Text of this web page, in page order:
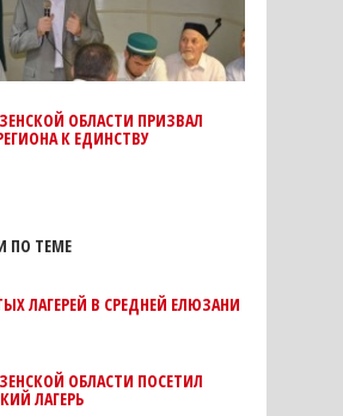
ОБЛАСТИ ПРИЗВАЛ
К ЕДИНСТВУ
ПО ТЕМЕ
ЛАГЕРЕЙ В СРЕДНЕЙ ЕЛЮЗАНИ
ОБЛАСТИ ПОСЕТИЛ
ЛАГЕРЬ